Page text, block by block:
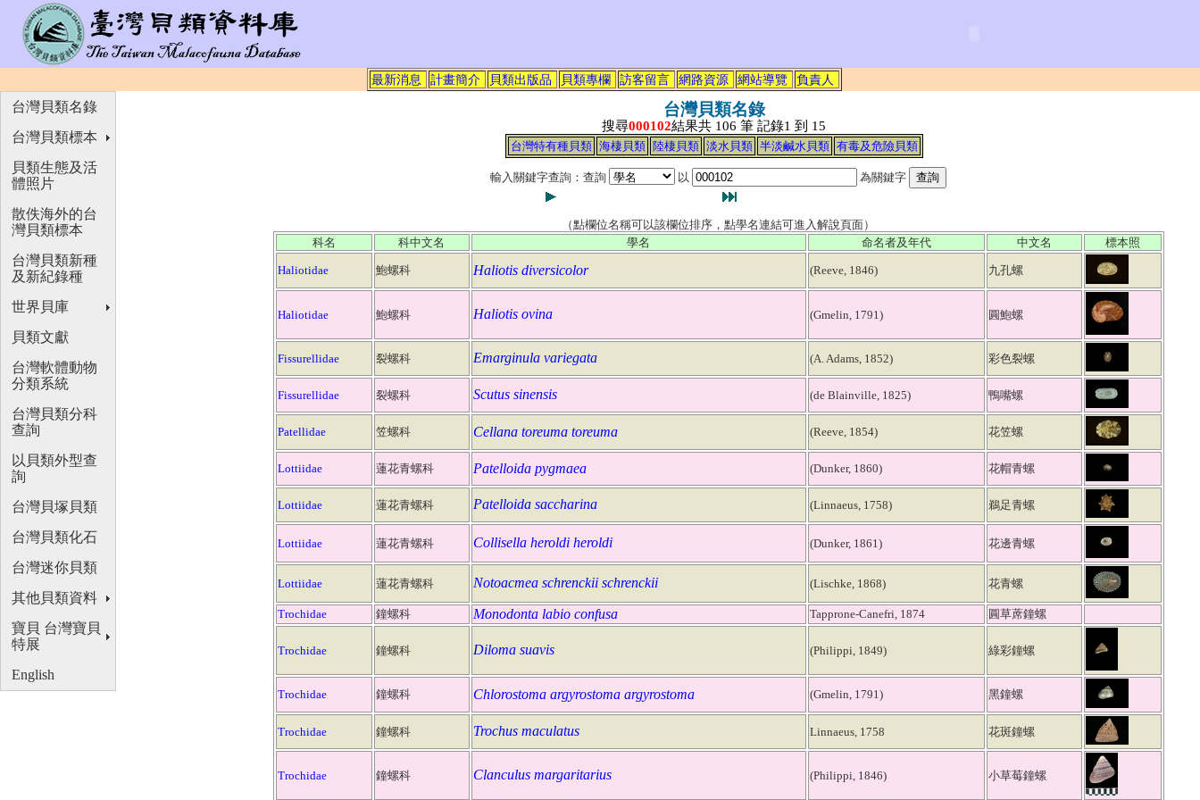
最新消息 計畫簡介 貝類出版品 貝類專欄 訪客留言 網路資源 網站導覽 負責人
台灣貝類名錄
搜尋000102結果共 106 筆 記錄1 到 15
台灣特有種貝類 海棲貝類 陸棲貝類 淡水貝類 半淡鹹水貝類 有毒及危險貝類
輸入關鍵字查詢：查詢 以 為關鍵字
（點欄位名稱可以該欄位排序，點學名連結可進入解說頁面）
科名
科中文名 學名 命名者及年代 中文名 標本照
Haliotidae 鮑螺科 Haliotis diversicolor (Reeve, 1846) 九孔螺
Haliotidae 鮑螺科 Haliotis ovina (Gmelin, 1791) 圓鮑螺
Fissurellidae 裂螺科 Emarginula variegata (A. Adams, 1852) 彩色裂螺
Fissurellidae 裂螺科 Scutus sinensis (de Blainville, 1825) 鴨嘴螺
Patellidae 笠螺科 Cellana toreuma toreuma (Reeve, 1854) 花笠螺
Lottiidae 蓮花青螺科 Patelloida pygmaea (Dunker, 1860) 花帽青螺
Lottiidae 蓮花青螺科 Patelloida saccharina (Linnaeus, 1758) 鵜足青螺
Lottiidae 蓮花青螺科 Collisella heroldi heroldi (Dunker, 1861) 花邊青螺
Lottiidae 蓮花青螺科 Notoacmea schrenckii schrenckii (Lischke, 1868) 花青螺
Trochidae 鐘螺科 Monodonta labio confusa Tapprone-Canefri, 1874 圓草蓆鐘螺
Trochidae 鐘螺科 Diloma suavis (Philippi, 1849) 綠彩鐘螺
Trochidae 鐘螺科 Chlorostoma argyrostoma argyrostoma (Gmelin, 1791) 黑鐘螺
Trochidae 鐘螺科 Trochus maculatus Linnaeus, 1758 花斑鐘螺
Trochidae 鐘螺科 Clanculus margaritarius (Philippi, 1846) 小草莓鐘螺
台灣貝類名錄
台灣貝類標本
貝類生態及活
體照片
散佚海外的台
灣貝類標本
台灣貝類新種
及新紀錄種
世界貝庫
貝類文獻
台灣軟體動物
分類系統
台灣貝類分科
查詢
以貝類外型查
詢
台灣貝塚貝類
台灣貝類化石
台灣迷你貝類
其他貝類資料
寶貝 台灣寶貝
特展
English